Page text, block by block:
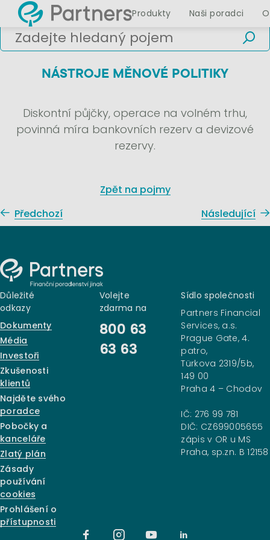
Produkty Naši poradci
NÁSTROJE MĚNOVÉ POLITIKY
Diskontní půjčky, operace na volném trhu,
povinná míra bankovních rezerv a devizové
rezervy.
Zpět na pojmy
Předchozí
Následující
Důležité
odkazy
Dokumenty
Média
Investoři
Zkušenosti
klientů
Najděte svého
poradce
Pobočky a
kanceláře
Zlatý plán
Zásady
používání
cookies
Prohlášení o
přístupnosti
Volejte
zdarma na
800 63
63 63
Sídlo společnosti
Partners Financial
Services, a.s.
Prague Gate, 4.
patro,
Türkova 2319/5b,
149 00
Praha 4 – Chodov
IČ: 276 99 781
DIČ: CZ699005655
zápis v OR u MS
Praha, sp.zn. B 12158